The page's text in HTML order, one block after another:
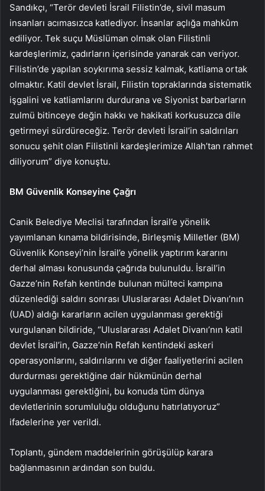
Sandıkçı, “Terör devleti İsrail Filistin’de, sivil masum
insanları acımasızca katlediyor. İnsanlar açlığa mahkûm
ediliyor. Tek suçu Müslüman olmak olan Filistinli
kardeşlerimiz, çadırların içerisinde yanarak can veriyor.
Filistin’de yapılan soykırıma sessiz kalmak, katliama ortak
olmaktır. Katil devlet İsrail, Filistin topraklarında sistematik
işgalini ve katliamlarını durdurana ve Siyonist barbarların
zulmü bitinceye değin hakkı ve hakikati korkusuzca dile
getirmeyi sürdüreceğiz. Terör devleti İsrail’in saldırıları
sonucu şehit olan Filistinli kardeşlerimize Allah’tan rahmet
diliyorum” diye konuştu.
BM Güvenlik Konseyine Çağrı
Canik Belediye Meclisi tarafından İsrail’e yönelik
yayımlanan kınama bildirisinde, Birleşmiş Milletler (BM)
Güvenlik Konseyi’nin İsrail’e yönelik yaptırım kararını
derhal alması konusunda çağrıda bulunuldu. İsrail’in
Gazze’nin Refah kentinde bulunan mülteci kampına
düzenlediği saldırı sonrası Uluslararası Adalet Divanı’nın
(UAD) aldığı kararların acilen uygulanması gerektiği
vurgulanan bildiride, “Uluslararası Adalet Divanı’nın katil
devlet İsrail’in, Gazze’nin Refah kentindeki askeri
operasyonlarını, saldırılarını ve diğer faaliyetlerini acilen
durdurması gerektiğine dair hükmünün derhal
uygulanması gerektiğini, bu konuda tüm dünya
devletlerinin sorumluluğu olduğunu hatırlatıyoruz”
ifadelerine yer verildi.
Toplantı, gündem maddelerinin görüşülüp karara
bağlanmasının ardından son buldu.